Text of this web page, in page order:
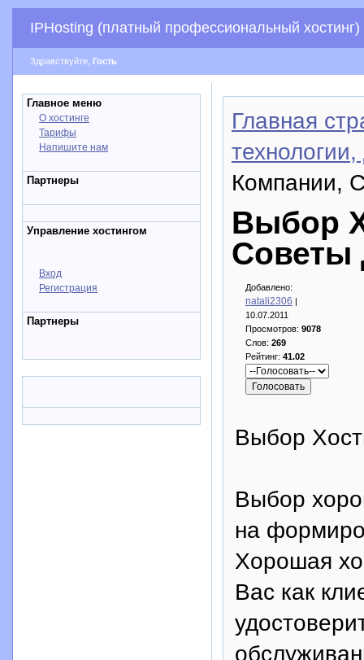
IPHosting (платный профессиональный хостинг)
Здравствуйте, Гость
Главное меню
О хостинге
Тарифы
Напишите нам
Партнеры
Управление хостингом
Вход
Регистрация
Партнеры
Главная
Компании,
Выбор
Советы
Добавлено:
natali2306 |
10.07.2011
Просмотров: 9078
Слов: 269
Рейтинг: 41.02
Выбор
Выбор
на
Хорошая
Вас как